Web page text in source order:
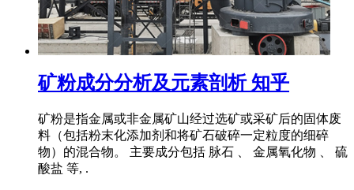
矿粉成分分析及元素剖析 知乎
矿粉是指金属或非金属矿山经过选矿或采矿后的固体废
料（包括粉末化添加剂和将矿石破碎一定粒度的细碎
物）的混合物。 主要成分包括 脉石 、 金属氧化物 、 硫
酸盐 等, .